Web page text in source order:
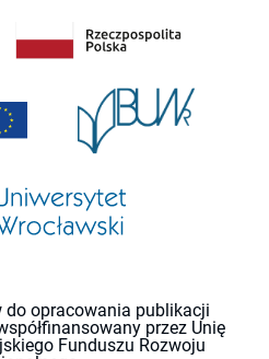
do opracowania publikacji
przez Unię
Funduszu Rozwoju